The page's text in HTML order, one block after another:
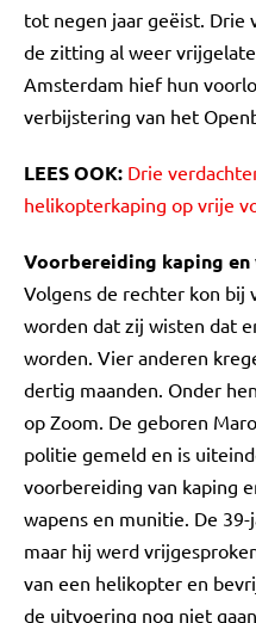
tot negen jaar geëist. Drie
de zitting al weer
Amsterdam hief hun
verbijstering van het
LEES OOK: Drie
helikopterkaping op vrije
Voorbereiding kaping
Volgens de rechter kon
worden dat zij wisten dat
worden. Vier anderen
dertig maanden. Onder
op Zoom. De geboren
politie gemeld en is
voorbereiding van kaping
wapens en munitie. De
maar hij werd
van een helikopter en
de uitvoering nog niet